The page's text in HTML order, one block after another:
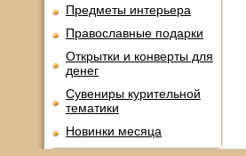
Предметы интерьера
Православные подарки
Открытки и конверты для
денег
Сувениры курительной
тематики
Новинки месяца